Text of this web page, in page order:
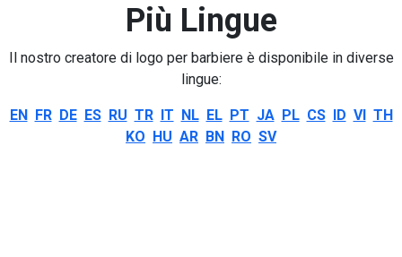
Più Lingue
Il nostro creatore di logo per barbiere è disponibile in diverse
lingue:
EN FR DE ES RU TR IT NL EL PT JA PL CS ID VI TH
KO HU AR BN RO SV